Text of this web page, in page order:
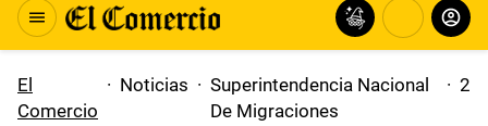
El
Comercio
· Noticias · Superintendencia Nacional
De Migraciones
· 2